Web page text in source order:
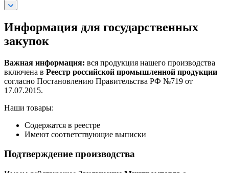
Информация для государственных
закупок
Важная информация: вся продукция нашего производства
включена в Реестр российской промышленной продукции
согласно Постановлению Правительства РФ №719 от
17.07.2015.
Наши товары:
Содержатся в реестре
Имеют соответствующие выписки
Подтверждение производства